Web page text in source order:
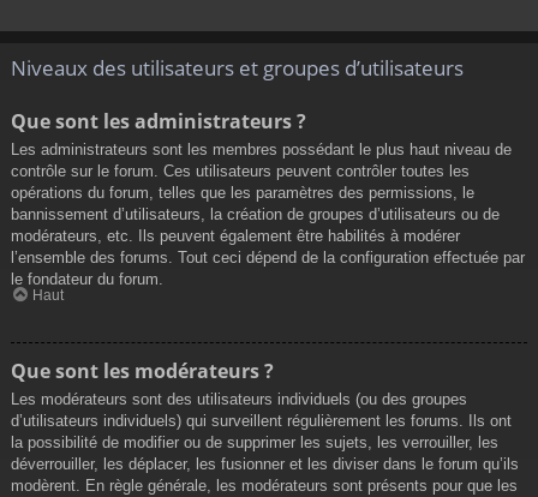
Niveaux des utilisateurs et groupes d’utilisateurs
Que sont les administrateurs ?
Les administrateurs sont les membres possédant le plus haut niveau de
contrôle sur le forum. Ces utilisateurs peuvent contrôler toutes les
opérations du forum, telles que les paramètres des permissions, le
bannissement d’utilisateurs, la création de groupes d’utilisateurs ou de
modérateurs, etc. Ils peuvent également être habilités à modérer
l’ensemble des forums. Tout ceci dépend de la configuration effectuée par
le fondateur du forum.
Haut
Que sont les modérateurs ?
Les modérateurs sont des utilisateurs individuels (ou des groupes
d’utilisateurs individuels) qui surveillent régulièrement les forums. Ils ont
la possibilité de modifier ou de supprimer les sujets, les verrouiller, les
déverrouiller, les déplacer, les fusionner et les diviser dans le forum qu’ils
modèrent. En règle générale, les modérateurs sont présents pour que les